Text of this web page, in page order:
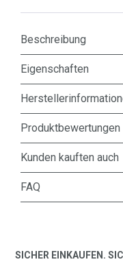
Beschreibung
Eigenschaften
Produktbewertungen
Kunden kauften auch
FAQ
SICHER EINKAUFEN.